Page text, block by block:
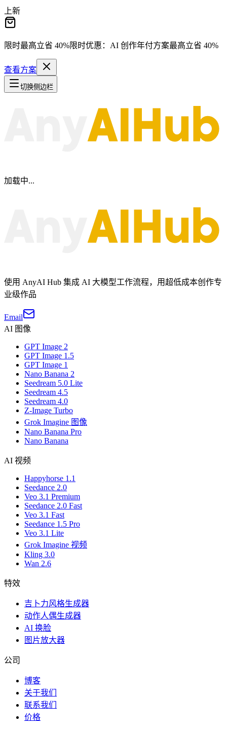
上新
限时最高立省 40%限时优惠： AI 创作年付方案最高立省 40%
查看方案
切换侧边栏
加载中...
使用 AnyAI Hub 集成 AI 大模型工作流程，用超低成本创作专
业级作品
Email
AI 图像
GPT Image 2
GPT Image 1.5
GPT Image 1
Nano Banana 2
Seedream 5.0 Lite
Seedream 4.5
Seedream 4.0
Z-Image Turbo
Grok Imagine 图像
Nano Banana Pro
Nano Banana
AI 视频
Happyhorse 1.1
Seedance 2.0
Veo 3.1 Premium
Seedance 2.0 Fast
Veo 3.1 Fast
Seedance 1.5 Pro
Veo 3.1 Lite
Grok Imagine 视频
Kling 3.0
Wan 2.6
特效
吉卜力风格生成器
动作人偶生成器
AI 换脸
图片放大器
公司
博客
关于我们
联系我们
价格